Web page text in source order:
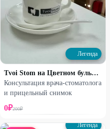
Легенда
Tvoi Stom на Цветном бульваре
Консультация врача-стоматолога
и прицельный снимок
0₽200₽
Легенда